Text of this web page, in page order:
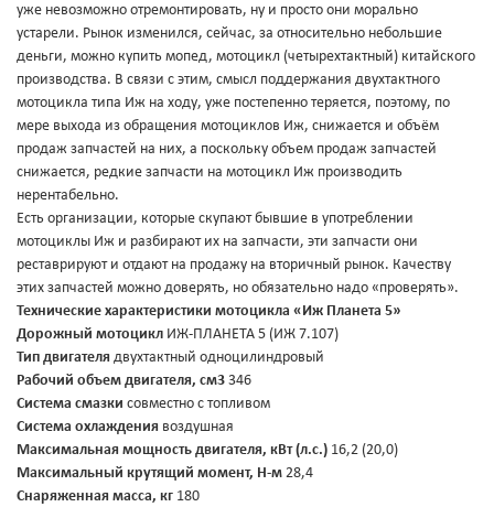
уже невозможно отремонтировать, ну и просто они морально
устарели. Рынок изменился, сейчас, за относительно небольшие
деньги, можно купить мопед, мотоцикл (четырехтактный) китайского
производства. В связи с этим, смысл поддержания двухтактного
мотоцикла типа Иж на ходу, уже постепенно теряется, поэтому, по
мере выхода из обращения мотоциклов Иж, снижается и объём
продаж запчастей на них, а поскольку объем продаж запчастей
снижается, редкие запчасти на мотоцикл Иж производить
нерентабельно.
Есть организации, которые скупают бывшие в употреблении
мотоциклы Иж и разбирают их на запчасти, эти запчасти они
реставрируют и отдают на продажу на вторичный рынок. Качеству
этих запчастей можно доверять, но обязательно надо «проверять».
Технические характеристики мотоцикла «Иж Планета 5»
Дорожный мотоцикл ИЖ-ПЛАНЕТА 5 (ИЖ 7.107)
Тип двигателя двухтактный одноцилиндровый
Рабочий объем двигателя, см3 346
Система смазки совместно с топливом
Система охлаждения воздушная
Максимальная мощность двигателя, кВт (л.с.) 16,2 (20,0)
Максимальный крутящий момент, Н-м 28,4
Снаряженная масса, кг 180